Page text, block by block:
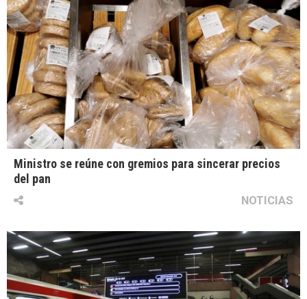
Ministro se reúne con gremios para sincerar precios
del pan
NOTICIAS